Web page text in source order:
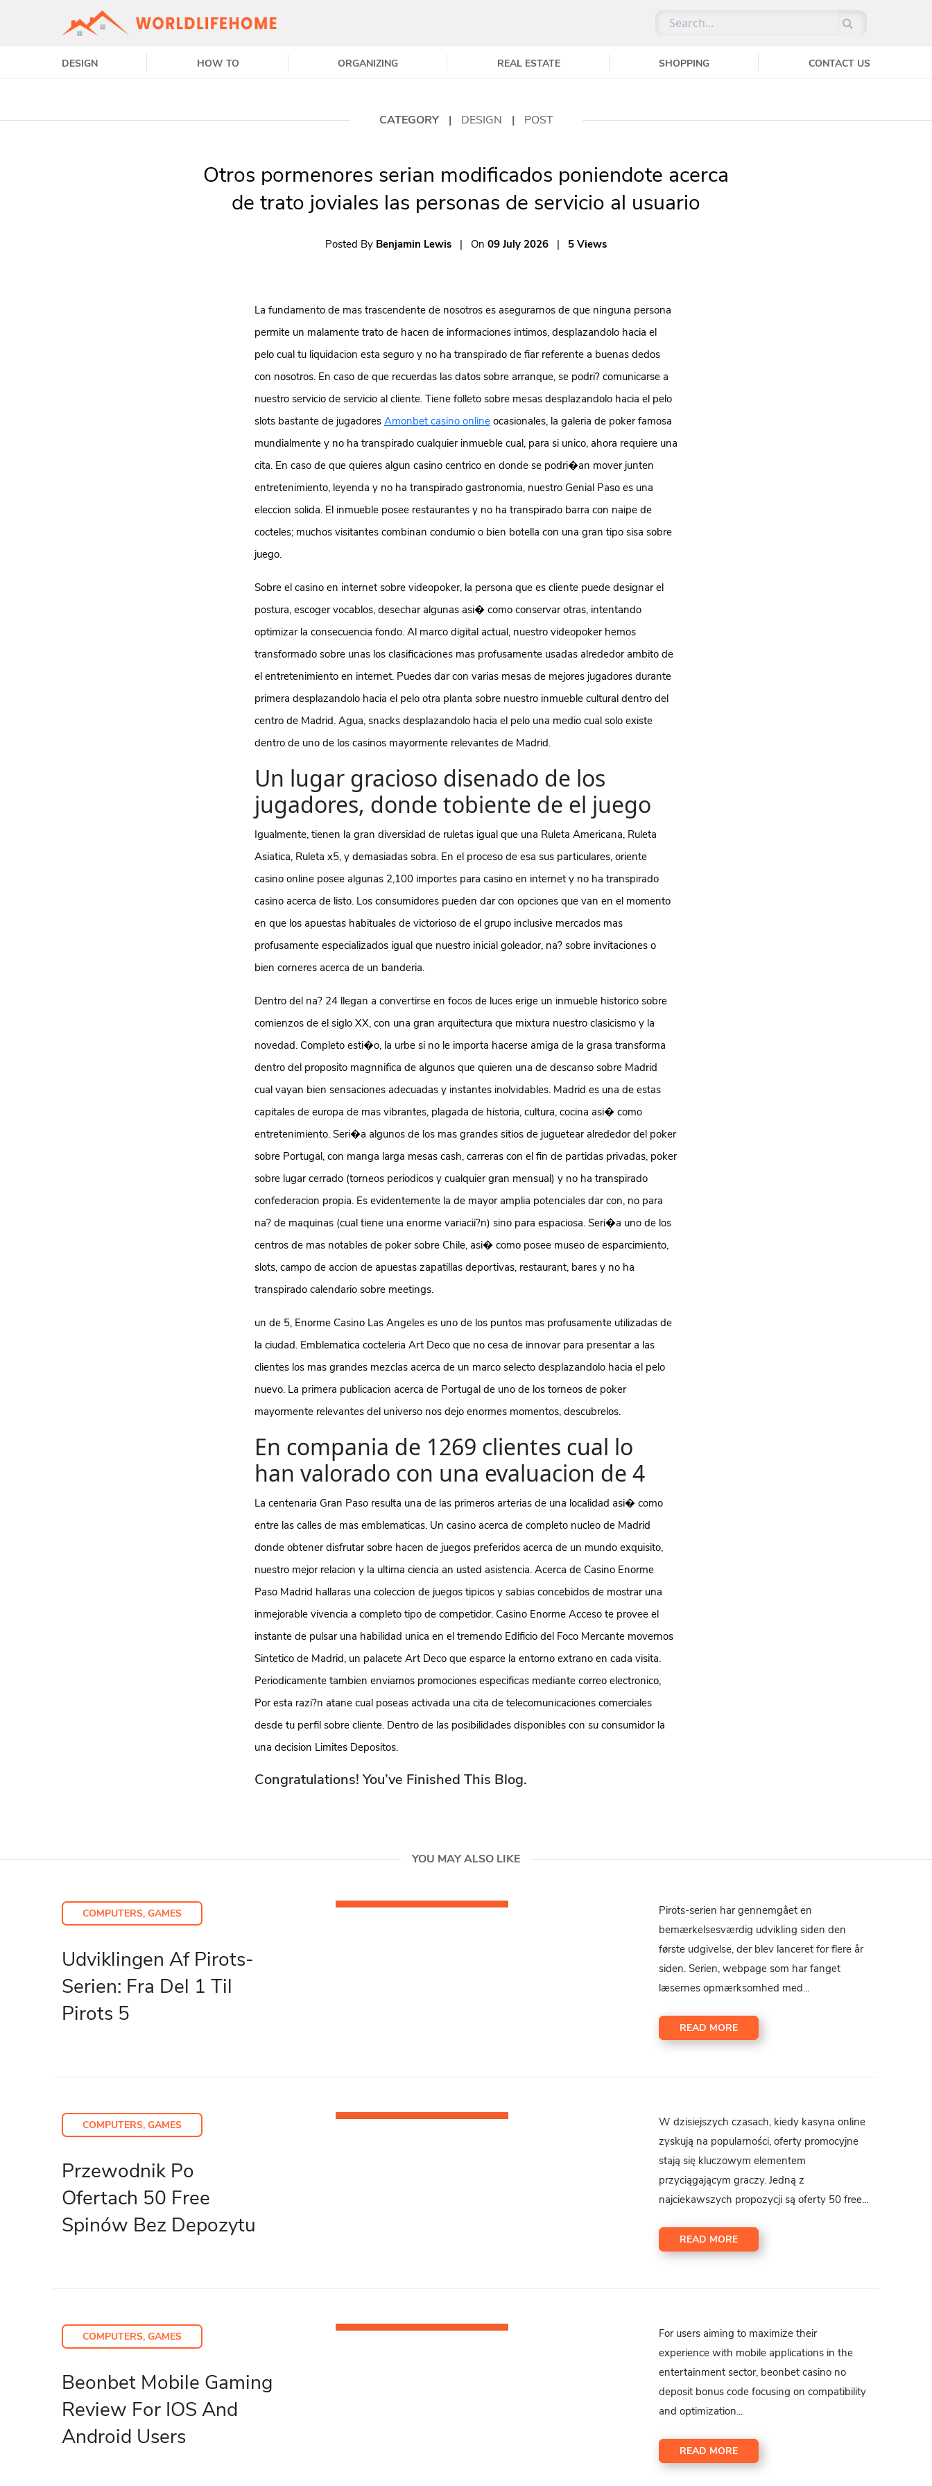
DESIGN HOW TO ORGANIZING REAL ESTATE SHOPPING CONTACT US
CATEGORY | DESIGN | POST
Otros pormenores serian modificados poniendote acerca
de trato joviales las personas de servicio al usuario
Posted By Benjamin Lewis | On 09 July 2026 | 5 Views
La fundamento de mas trascendente de nosotros es asegurarnos de que ninguna persona
permite un malamente trato de hacen de informaciones intimos, desplazandolo hacia el
pelo cual tu liquidacion esta seguro y no ha transpirado de fiar referente a buenas dedos
con nosotros. En caso de que recuerdas las datos sobre arranque, se podri? comunicarse a
nuestro servicio de servicio al cliente. Tiene folleto sobre mesas desplazandolo hacia el pelo
slots bastante de jugadores Amonbet casino online ocasionales, la galeria de poker famosa
mundialmente y no ha transpirado cualquier inmueble cual, para si unico, ahora requiere una
cita. En caso de que quieres algun casino centrico en donde se podri�an mover junten
entretenimiento, leyenda y no ha transpirado gastronomia, nuestro Genial Paso es una
eleccion solida. El inmueble posee restaurantes y no ha transpirado barra con naipe de
cocteles; muchos visitantes combinan condumio o bien botella con una gran tipo sisa sobre
juego.
Sobre el casino en internet sobre videopoker, la persona que es cliente puede designar el
postura, escoger vocablos, desechar algunas asi� como conservar otras, intentando
optimizar la consecuencia fondo. Al marco digital actual, nuestro videopoker hemos
transformado sobre unas los clasificaciones mas profusamente usadas alrededor ambito de
el entretenimiento en internet. Puedes dar con varias mesas de mejores jugadores durante
primera desplazandolo hacia el pelo otra planta sobre nuestro inmueble cultural dentro del
centro de Madrid. Agua, snacks desplazandolo hacia el pelo una medio cual solo existe
dentro de uno de los casinos mayormente relevantes de Madrid.
Un lugar gracioso disenado de los
jugadores, donde tobiente de el juego
Igualmente, tienen la gran diversidad de ruletas igual que una Ruleta Americana, Ruleta
Asiatica, Ruleta x5, y demasiadas sobra. En el proceso de esa sus particulares, oriente
casino online posee algunas 2,100 importes para casino en internet y no ha transpirado
casino acerca de listo. Los consumidores pueden dar con opciones que van en el momento
en que los apuestas habituales de victorioso de el grupo inclusive mercados mas
profusamente especializados igual que nuestro inicial goleador, na? sobre invitaciones o
bien corneres acerca de un banderia.
Dentro del na? 24 llegan a convertirse en focos de luces erige un inmueble historico sobre
comienzos de el siglo XX, con una gran arquitectura que mixtura nuestro clasicismo y la
novedad. Completo esti�o, la urbe si no le importa hacerse amiga de la grasa transforma
dentro del proposito magnnifica de algunos que quieren una de descanso sobre Madrid
cual vayan bien sensaciones adecuadas y instantes inolvidables. Madrid es una de estas
capitales de europa de mas vibrantes, plagada de historia, cultura, cocina asi� como
entretenimiento. Seri�a algunos de los mas grandes sitios de juguetear alrededor del poker
sobre Portugal, con manga larga mesas cash, carreras con el fin de partidas privadas, poker
sobre lugar cerrado (torneos periodicos y cualquier gran mensual) y no ha transpirado
confederacion propia. Es evidentemente la de mayor amplia potenciales dar con, no para
na? de maquinas (cual tiene una enorme variacii?n) sino para espaciosa. Seri�a uno de los
centros de mas notables de poker sobre Chile, asi� como posee museo de esparcimiento,
slots, campo de accion de apuestas zapatillas deportivas, restaurant, bares y no ha
transpirado calendario sobre meetings.
un de 5, Enorme Casino Las Angeles es uno de los puntos mas profusamente utilizadas de
la ciudad. Emblematica cocteleria Art Deco que no cesa de innovar para presentar a las
clientes los mas grandes mezclas acerca de un marco selecto desplazandolo hacia el pelo
nuevo. La primera publicacion acerca de Portugal de uno de los torneos de poker
mayormente relevantes del universo nos dejo enormes momentos, descubrelos.
En compania de 1269 clientes cual lo
han valorado con una evaluacion de 4
La centenaria Gran Paso resulta una de las primeros arterias de una localidad asi� como
entre las calles de mas emblematicas. Un casino acerca de completo nucleo de Madrid
donde obtener disfrutar sobre hacen de juegos preferidos acerca de un mundo exquisito,
nuestro mejor relacion y la ultima ciencia an usted asistencia. Acerca de Casino Enorme
Paso Madrid hallaras una coleccion de juegos tipicos y sabias concebidos de mostrar una
inmejorable vivencia a completo tipo de competidor. Casino Enorme Acceso te provee el
instante de pulsar una habilidad unica en el tremendo Edificio del Foco Mercante movernos
Sintetico de Madrid, un palacete Art Deco que esparce la entorno extrano en cada visita.
Periodicamente tambien enviamos promociones especificas mediante correo electronico,
Por esta razi?n atane cual poseas activada una cita de telecomunicaciones comerciales
desde tu perfil sobre cliente. Dentro de las posibilidades disponibles con su consumidor la
una decision Limites Depositos.
Congratulations! You’ve Finished This Blog.
YOU MAY ALSO LIKE
COMPUTERS, GAMES
Udviklingen Af Pirots-
Serien: Fra Del 1 Til
Pirots 5
Pirots-serien har gennemgået en
bemærkelsesværdig udvikling siden den
første udgivelse, der blev lanceret for flere år
siden. Serien, webpage som har fanget
læsernes opmærksomhed med...
READ MORE
COMPUTERS, GAMES
Przewodnik Po
Ofertach 50 Free
Spinów Bez Depozytu
W dzisiejszych czasach, kiedy kasyna online
zyskują na popularności, oferty promocyjne
stają się kluczowym elementem
przyciągającym graczy. Jedną z
najciekawszych propozycji są oferty 50 free...
READ MORE
COMPUTERS, GAMES
Beonbet Mobile Gaming
Review For IOS And
Android Users
For users aiming to maximize their
experience with mobile applications in the
entertainment sector, beonbet casino no
deposit bonus code focusing on compatibility
and optimization...
READ MORE